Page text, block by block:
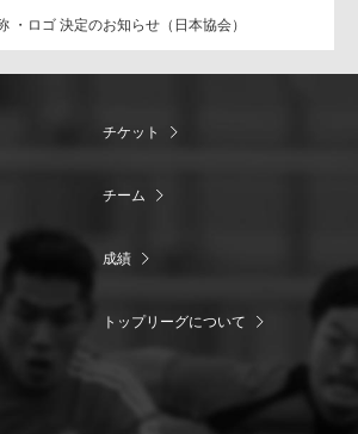
・ロゴ 決定のお知らせ（日本協会）
チケット
チーム
成績
トップリーグについて